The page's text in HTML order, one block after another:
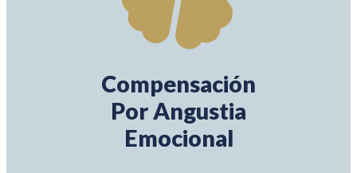
Compensación
Por Angustia
Emocional